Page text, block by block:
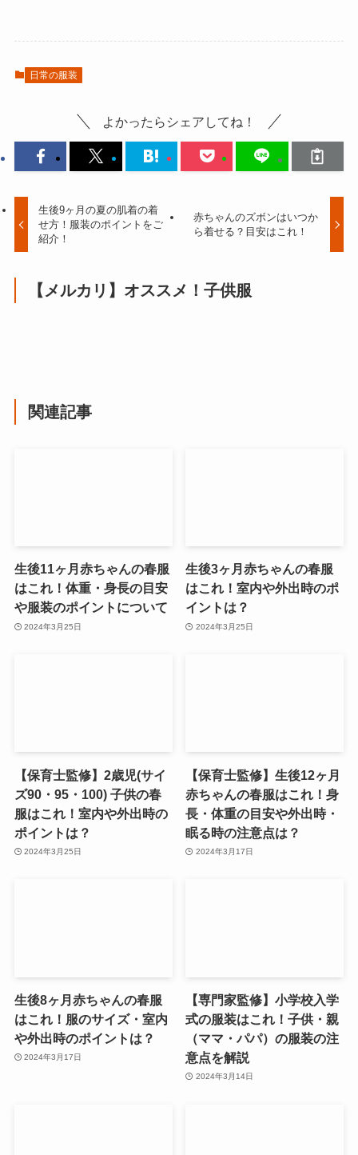
日常の服装
よかったらシェアしてね！
生後9ヶ月の夏の肌着の着
せ方！服装のポイントをご
紹介！
赤ちゃんのズボンはいつか
ら着せる？目安はこれ！
【メルカリ】オススメ！子供服
関連記事
生後11ヶ月赤ちゃんの春服
はこれ！体重・身長の目安
や服装のポイントについて
2024年3月25日
生後3ヶ月赤ちゃんの春服
はこれ！室内や外出時のポ
イントは？
2024年3月25日
【保育士監修】2歳児(サイ
ズ90・95・100) 子供の春
服はこれ！室内や外出時の
ポイントは？
2024年3月25日
【保育士監修】生後12ヶ月
赤ちゃんの春服はこれ！身
長・体重の目安や外出時・
眠る時の注意点は？
2024年3月17日
生後8ヶ月赤ちゃんの春服
はこれ！服のサイズ・室内
や外出時のポイントは？
2024年3月17日
【専門家監修】小学校入学
式の服装はこれ！子供・親
（ママ・パパ）の服装の注
意点を解説
2024年3月14日